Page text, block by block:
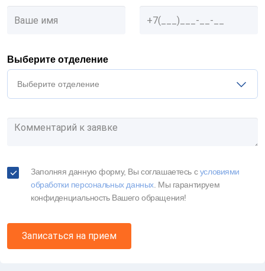
Выберите отделение
Выберите отделение
Заполняя данную форму, Вы соглашаетесь cусловиями
обработки персональных данных. Мы гарантируем
конфиденциальность Вашего обращения!
Записаться на прием